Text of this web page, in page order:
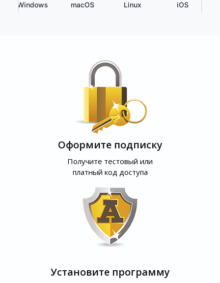
Windows macOS Linux iOS
Оформите подписку
Получите тестовый или
платный код доступа
Установите программу